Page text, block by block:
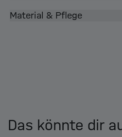
Material & Pflege
Das könnte dir